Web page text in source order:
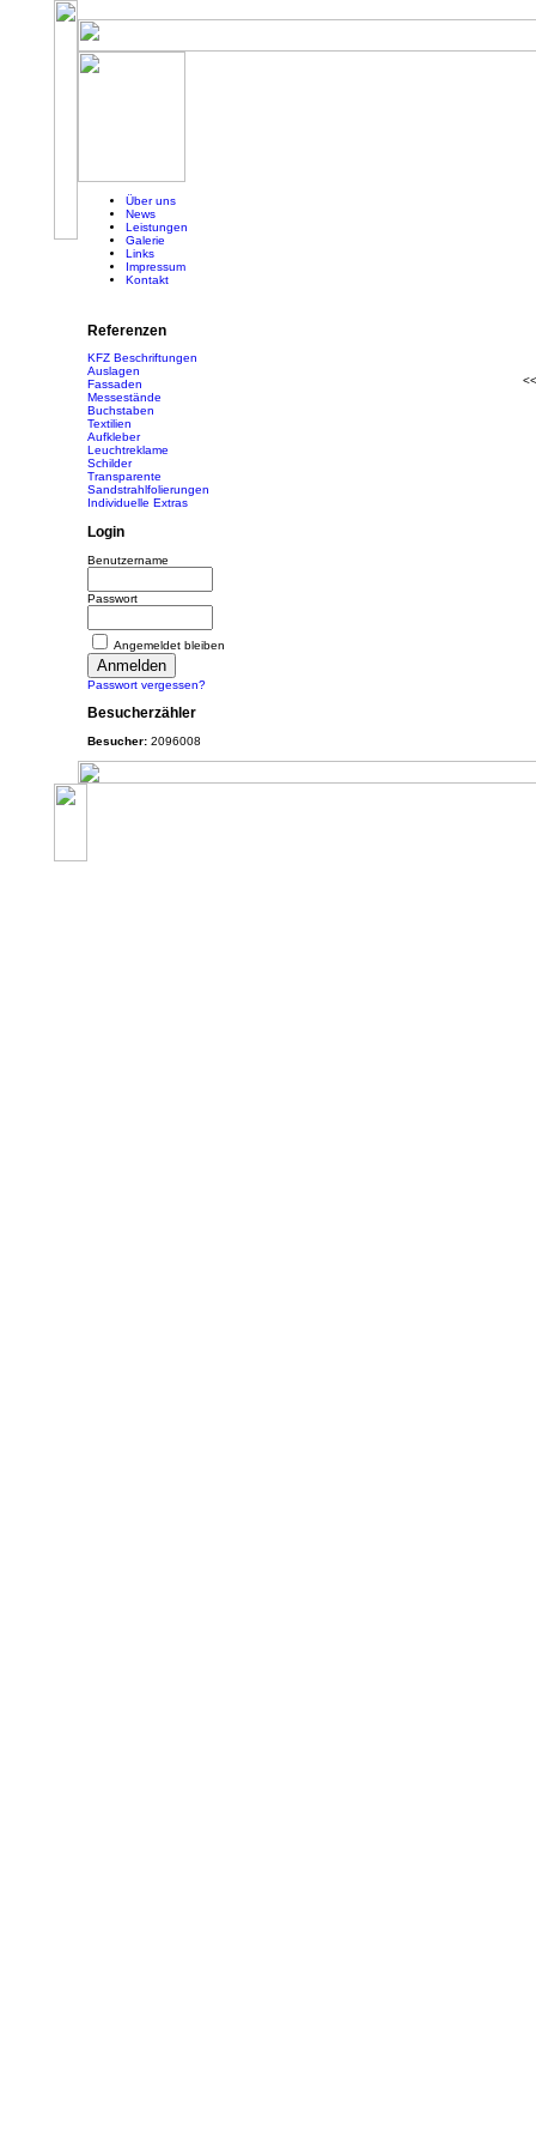
Über uns
News
Leistungen
Galerie
Links
Impressum
Kontakt
Referenzen
KFZ Beschriftungen
Auslagen
Fassaden
Messestände
Buchstaben
Textilien
Aufkleber
Leuchtreklame
Schilder
Transparente
Sandstrahlfolierungen
Individuelle Extras
Login
Benutzername
Passwort
Angemeldet bleiben
Passwort vergessen?
Besucherzähler
Besucher:2096008